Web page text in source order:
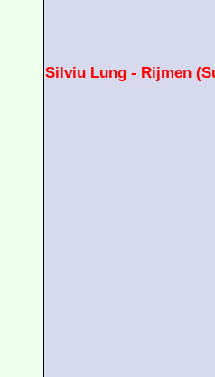
Silviu Lung - Rijmen